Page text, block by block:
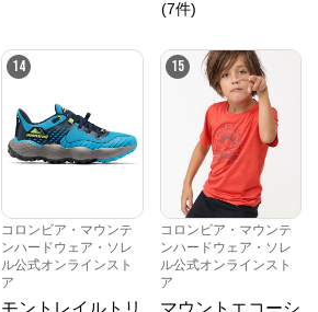
ーディ
(7件)
14
コロンビア・マウンテ
ンハードウェア・ソレ
ル公式オンラインスト
ア
15
コロンビア・マウンテ
ンハードウェア・ソレ
ル公式オンラインスト
ア